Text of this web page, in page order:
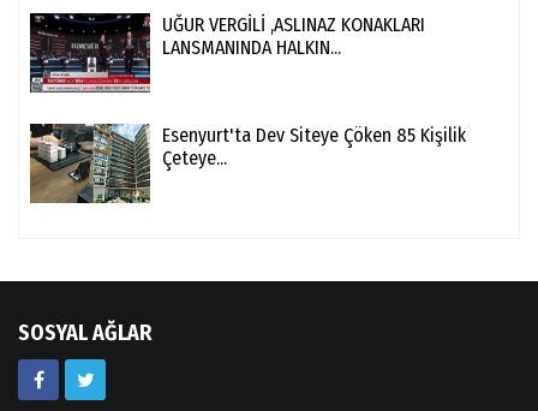
UĞUR VERGİLİ ,ASLINAZ KONAKLARI
LANSMANINDA HALKIN...
Esenyurt'ta Dev Siteye Çöken 85 Kişilik
Çeteye...
SOSYAL AĞLAR